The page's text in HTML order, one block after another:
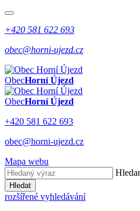
+420 581 622 693
obec@horni-ujezd.cz
ObecHorní Újezd
ObecHorní Újezd
+420 581 622 693
obec@horni-ujezd.cz
Mapa webu
Hledat
rozšířené vyhledávání